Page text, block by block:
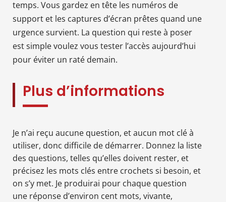
temps. Vous gardez en tête les numéros de
support et les captures d’écran prêtes quand une
urgence survient. La question qui reste à poser
est simple voulez vous tester l’accès aujourd’hui
pour éviter un raté demain.
Plus d’informations
Je n’ai reçu aucune question, et aucun mot clé à
utiliser, donc difficile de démarrer. Donnez la liste
des questions, telles qu’elles doivent rester, et
précisez les mots clés entre crochets si besoin, et
on s’y met. Je produirai pour chaque question
une réponse d’environ cent mots, vivante,